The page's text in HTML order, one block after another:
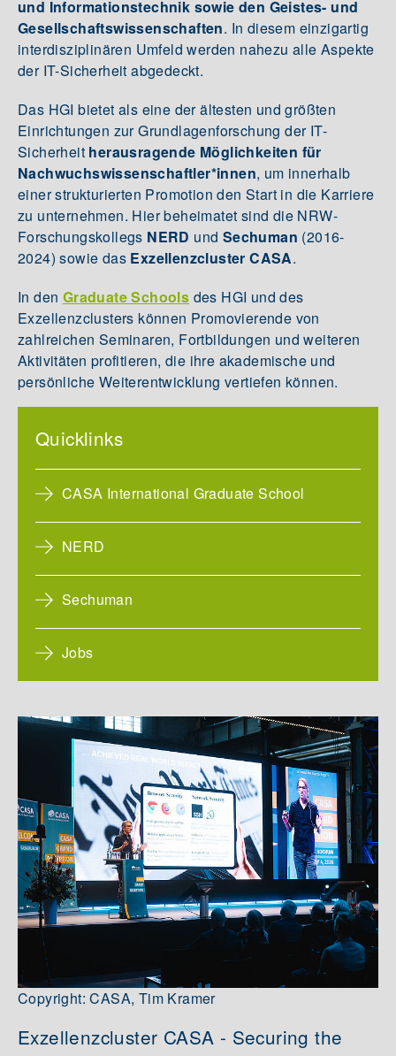
und Informationstechnik sowie den Geistes- und
Gesellschaftswissenschaften. In diesem einzigartig
interdisziplinären Umfeld werden nahezu alle Aspekte
der IT-Sicherheit abgedeckt.
Das HGI bietet als eine der ältesten und größten
Einrichtungen zur Grundlagenforschung der IT-
Sicherheit herausragende Möglichkeiten für
Nachwuchswissenschaftler*innen, um innerhalb
einer strukturierten Promotion den Start in die Karriere
zu unternehmen. Hier beheimatet sind die NRW-
Forschungskollegs NERD und Sechuman (2016-
2024) sowie das Exzellenzcluster CASA.
In den Graduate Schools des HGI und des
Exzellenzclusters können Promovierende von
zahlreichen Seminaren, Fortbildungen und weiteren
Aktivitäten profitieren, die ihre akademische und
persönliche Weiterentwicklung vertiefen können.
Quicklinks
CASA International Graduate School
NERD
Sechuman
Jobs
Copyright: CASA, Tim Kramer
Exzellenzcluster CASA - Securing the